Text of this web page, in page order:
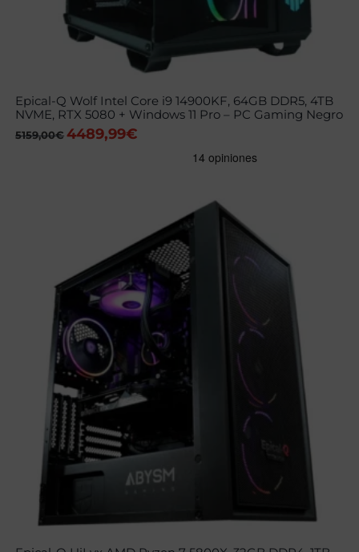
Epical-Q Wolf Intel Core i9 14900KF, 64GB DDR5, 4TB
NVME, RTX 5080 + Windows 11 Pro – PC Gaming Negro
5159,00€ El
4489,99€